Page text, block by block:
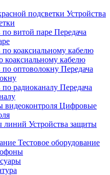
Устройства
Передача
коаксиальному кабелю
Передача
Передача
Цифровые
Устройства защиты
Тестовое оборудование